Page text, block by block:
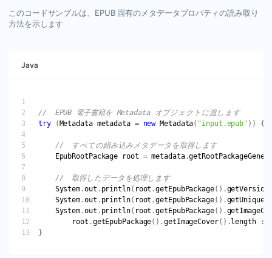
このコードサンプルは、EPUB 固有のメタデータプロパティの読み取り
方法を示します
Java
//  EPUB 電子書籍を Metadata オブジェクトに渡します
try ( Metadata metadata = new Metadata( "input.epub"
EpubRootPackage
root = metadata.
//  取得したデータを処理します
System .out . println( root .getEpubPackage().getVersion
System .out . println( root .getEpubPackage().
System .out . println( root .getEpubPackage().
root .getEpubPackage().getImageCover(). length :